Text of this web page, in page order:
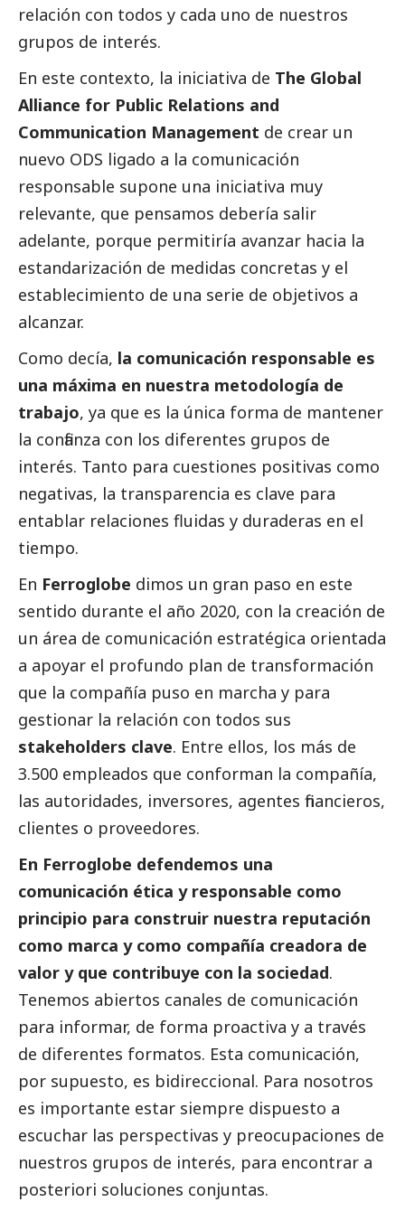
relación con todos y cada uno de nuestros
grupos de interés.
En este contexto, la iniciativa de The Global
Alliance for Public Relations and
Communication Management de crear un
nuevo ODS ligado a la comunicación
responsable supone una iniciativa muy
relevante, que pensamos debería salir
adelante, porque permitiría avanzar hacia la
estandarización de medidas concretas y el
establecimiento de una serie de objetivos a
alcanzar.
Como decía, la comunicación responsable es
una máxima en nuestra metodología de
trabajo, ya que es la única forma de mantener
la confianza con los diferentes grupos de
interés. Tanto para cuestiones positivas como
negativas, la transparencia es clave para
entablar relaciones fluidas y duraderas en el
tiempo.
En Ferroglobe dimos un gran paso en este
sentido durante el año 2020, con la creación de
un área de comunicación estratégica orientada
a apoyar el profundo plan de transformación
que la compañía puso en marcha y para
gestionar la relación con todos sus
stakeholders clave. Entre ellos, los más de
3.500 empleados que conforman la compañía,
las autoridades, inversores, agentes financieros,
clientes o proveedores.
En Ferroglobe defendemos una
comunicación ética y responsable como
principio para construir nuestra reputación
como marca y como compañía creadora de
valor y que contribuye con la sociedad.
Tenemos abiertos canales de comunicación
para informar, de forma proactiva y a través
de diferentes formatos. Esta comunicación,
por supuesto, es bidireccional. Para nosotros
es importante estar siempre dispuesto a
escuchar las perspectivas y preocupaciones de
nuestros grupos de interés, para encontrar a
posteriori soluciones conjuntas.